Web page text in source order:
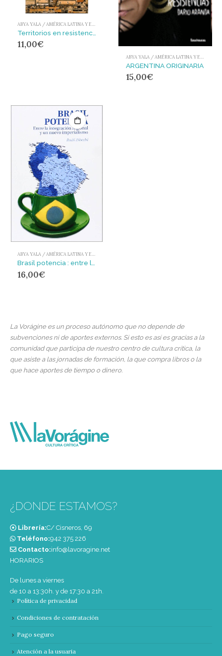
ABYA YALA / AMÉRICA LATINA Y EL CARIBE
11,00€
ABYA YALA / AMÉRICA LATINA Y EL CARIBE
ARGENTINA ORIGINARIA
15,00€
ABYA YALA / AMÉRICA LATINA Y EL CARIBE
16,00€
La Vorágine es un proceso autónomo que no depende de
subvenciones ni de aportes externos. Si esto es así es gracias a la
comunidad que participa de nuestro centro de cultura crítica, la
que asiste a las jornadas de formación, la que compra libros o la
que hace aportes de tiempo o dinero.
¿DONDE ESTAMOS?
Librería:C/ Cisneros, 69
Teléfono:‭942 375 226‬
Contacto:info@lavoragine.net
HORARIOS
De lunes a viernes
de 10 a 13:30h. y de 17:30 a 21h.
Política de privacidad
Condiciones de contratación
Pago seguro
Atención a la usuaria